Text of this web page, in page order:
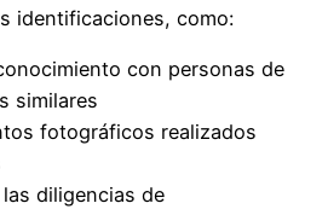
identificaciones, como:
con personas de
similares
fotográficos realizados
diligencias de